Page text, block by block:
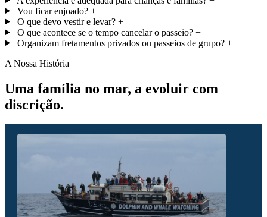
Vou ficar enjoado? +
O que devo vestir e levar? +
O que acontece se o tempo cancelar o passeio? +
Organizam fretamentos privados ou passeios de grupo? +
A Nossa História
Uma família no mar, a evoluir com
discrição.